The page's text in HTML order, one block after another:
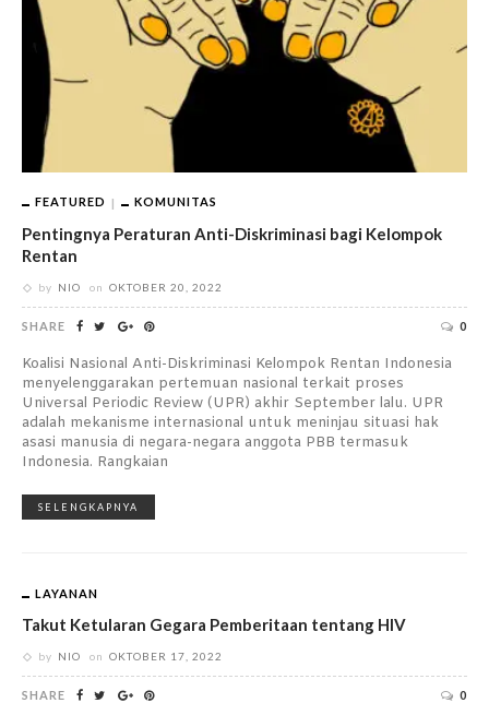
FEATURED KOMUNITAS
Pentingnya Peraturan Anti-Diskriminasi bagi Kelompok
Rentan
by NIO on OKTOBER 20, 2022
SHARE 0
Koalisi Nasional Anti-Diskriminasi Kelompok Rentan Indonesia
menyelenggarakan pertemuan nasional terkait proses
Universal Periodic Review (UPR) akhir September lalu. UPR
adalah mekanisme internasional untuk meninjau situasi hak
asasi manusia di negara-negara anggota PBB termasuk
Indonesia. Rangkaian
SELENGKAPNYA
LAYANAN
Takut Ketularan Gegara Pemberitaan tentang HIV
by NIO on OKTOBER 17, 2022
SHARE 0